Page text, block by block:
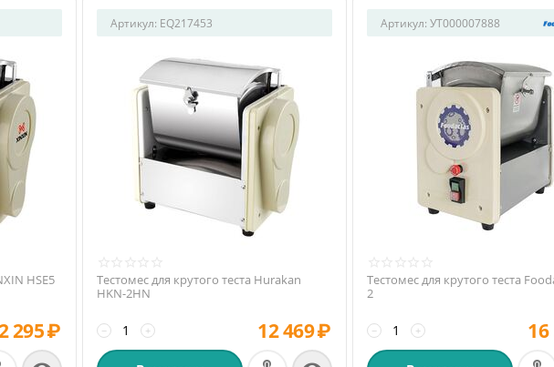
HSE5
295₽
Артикул: EQ217453
Тестомес для крутого теста Hurakan
HKN-2HN
+
− 12 469₽
Артикул: УТ000007888
Тестомес для крутого теста
2
+
− 16